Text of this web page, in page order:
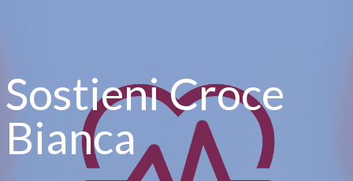
Sostieni Croce
Bianca